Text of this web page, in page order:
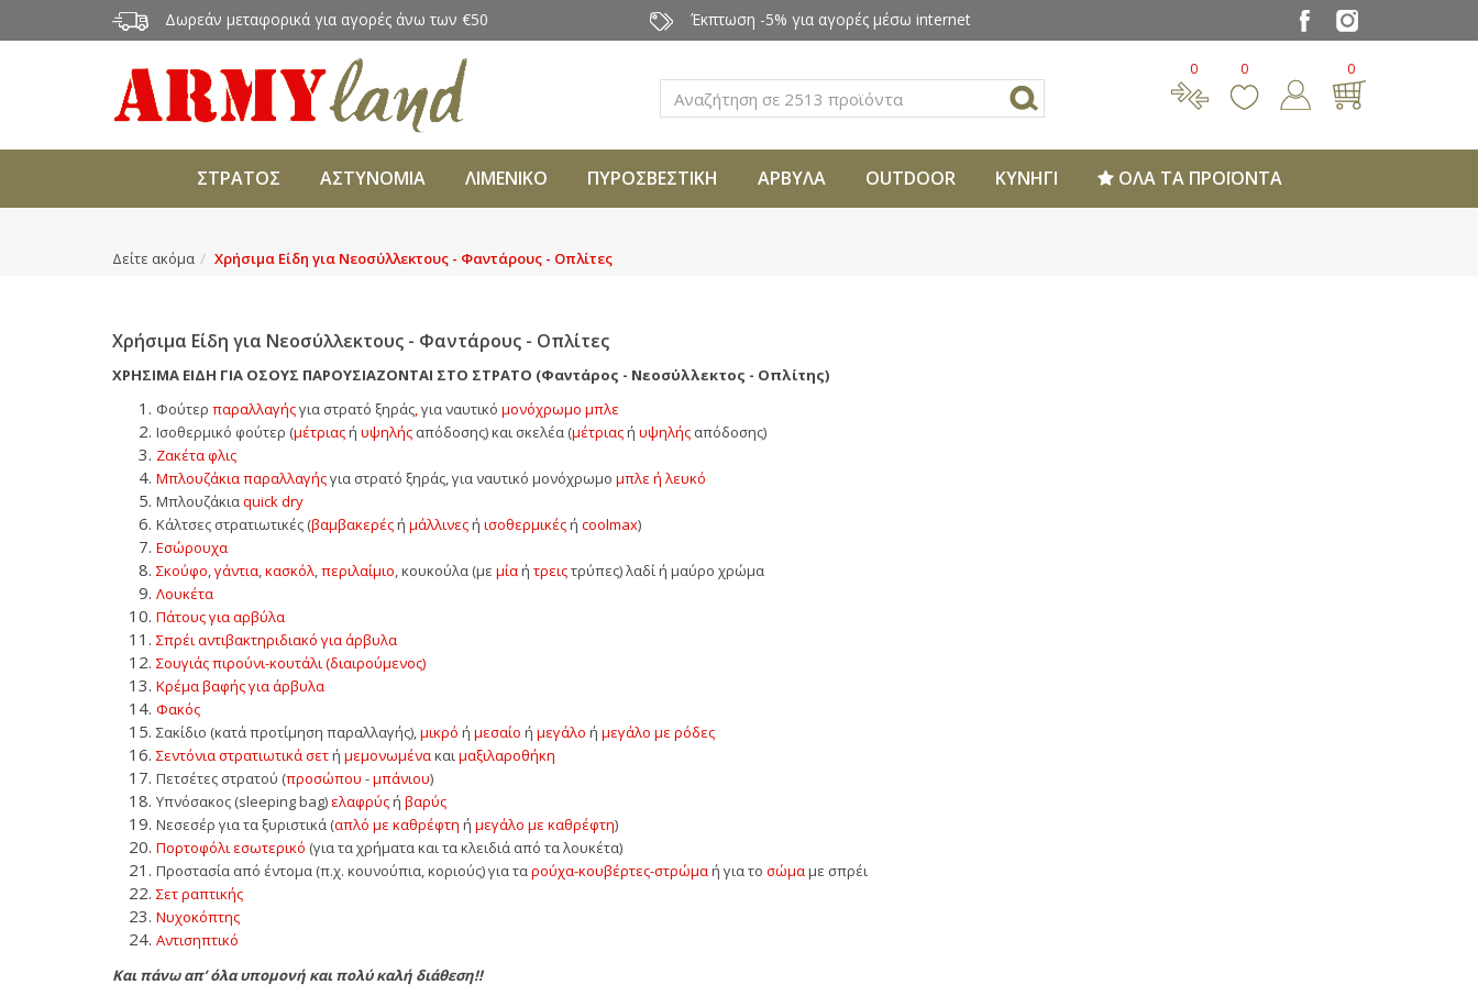
Δωρεάν μεταφορικά για αγορές άνω των €50 Έκπτωση -5% για αγορές μέσω internet
Αναζήτηση
0 0 0
ΣΤΡΑΤΟΣ ΑΣΤΥΝΟΜΙΑ ΛΙΜΕΝΙΚΟ ΠΥΡΟΣΒΕΣΤΙΚΗ ΑΡΒΥΛΑ OUTDOOR ΚΥΝΗΓΙ ΟΛΑ ΤΑ ΠΡΟΪΟΝΤΑ
Δείτε ακόμα Χρήσιμα Είδη για Νεοσύλλεκτους - Φαντάρους - Οπλίτες
Χρήσιμα Είδη για Νεοσύλλεκτους - Φαντάρους - Οπλίτες
ΧΡΗΣΙΜΑ ΕΙΔΗ ΓΙΑ ΟΣΟΥΣ ΠΑΡΟΥΣΙΑΖΟΝΤΑΙ ΣΤΟ ΣΤΡΑΤΟ (Φαντάρος - Νεοσύλλεκτος - Οπλίτης)
Φούτερ παραλλαγήςγια στρατό ξηράς,για ναυτικό μονόχρωμο μπλε
Ισοθερμικό φούτερ (μέτριαςή υψηλής απόδοσης) και σκελέα (μέτριαςή υψηλής απόδοσης)
Ζακέτα φλις
Μπλουζάκια παραλλαγήςγια στρατό ξηράς, για ναυτικό μονόχρωμο μπλε ή λευκό
Μπλουζάκιαquick dry
Κάλτσες στρατιωτικές (βαμβακερέςή μάλλινεςή ισοθερμικέςή coolmax)
Εσώρουχα
Σκούφο,γάντια,κασκόλ,περιλαίμιο, κουκούλα (με μίαή τρειςτρύπες) λαδί ή μαύρο χρώμα
Λουκέτα
Πάτους για αρβύλα
Σπρέι αντιβακτηριδιακό για άρβυλα
Σουγιάς πιρούνι-κουτάλι (διαιρούμενος)
Κρέμα βαφής για άρβυλα
Φακός
Σακίδιο (κατά προτίμηση παραλλαγής),μικρό ή μεσαίο ή μεγάλο ή μεγάλο με ρόδες
Σεντόνια στρατιωτικά σετή μεμονωμένακαιμαξιλαροθήκη
Πετσέτες στρατού (προσώπου -μπάνιου)
Υπνόσακος (sleeping bag) ελαφρύςή βαρύς
Νεσεσέρ για τα ξυριστικά (απλό με καθρέφτη ή μεγάλο με καθρέφτη)
Πορτοφόλι εσωτερικό (για τα χρήματα και τα κλειδιά από τα λουκέτα)
Προστασία από έντομα (π.χ. κουνούπια, κοριούς) για ταρούχα-κουβέρτες-στρώμαή για το σώμαμε σπρέι
Σετ ραπτικής
Νυχοκόπτης
Αντισηπτικό
Και πάνω απ’ όλα υπομονή και πολύ καλή διάθεση!!